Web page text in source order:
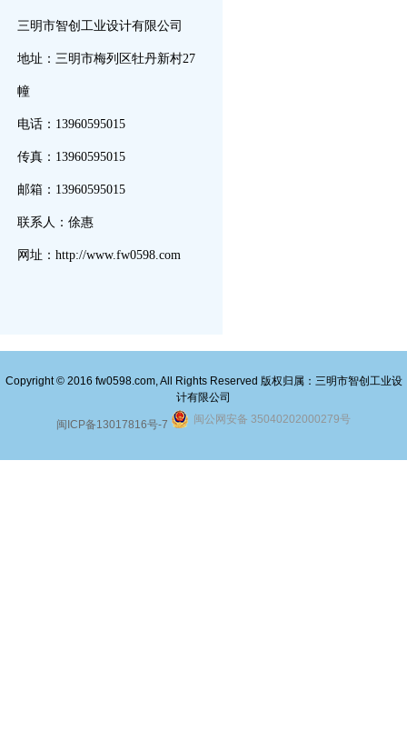
三明市智创工业设计有限公司
地址：三明市梅列区牡丹新村27
幢
电话：13960595015
传真：13960595015
邮箱：13960595015
联系人：俆惠
网址：http://www.fw0598.com
Copyright © 2016 fw0598.com, All Rights Reserved 版权归属：三明市智创工业设
计有限公司
闽ICP备13017816号-7 闽公网安备 35040202000279号